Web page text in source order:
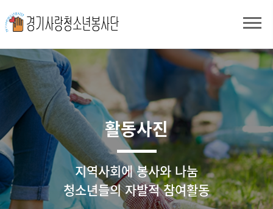
활동사진
지역사회에 봉사와 나눔
청소년들의 자발적 참여활동